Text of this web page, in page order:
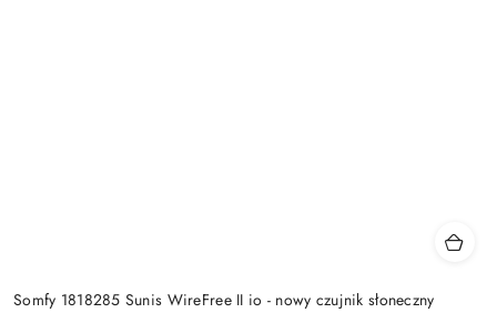
Somfy 1818285 Sunis WireFree II io - nowy czujnik słoneczny